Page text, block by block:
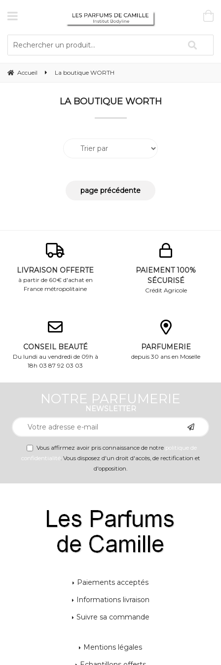
Accueil La boutique WORTH
LA BOUTIQUE WORTH
LIVRAISON OFFERTE
à partir de 60€ d'achat en
France métropolitaine
PAIEMENT 100%
SÉCURISÉ
Crédit Agricole
CONSEIL BEAUTÉ
Du lundi au vendredi de 09h à
18h 03 87 92 03 03
PARFUMERIE
depuis 30 ans en Moselle
NOTRE PARFUMERIE
NEWSLETTER
Vous affirmez avoir pris connaissance de notre politique de
confidentialité. Vous disposez d'un droit d'accès, de rectification et
d'opposition.
Paiements acceptés
Informations livraison
Suivre sa commande
Mentions légales